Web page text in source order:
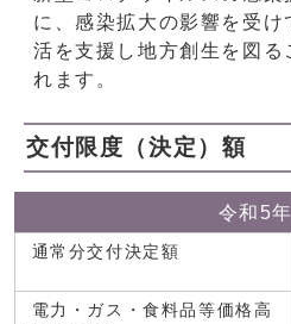
に、感染拡大の影響を受
活を支援し地方創生を図る
れます。
交付限度（決定）額
令和5
通常分交付決定額
電力・ガス・食料品等価格高